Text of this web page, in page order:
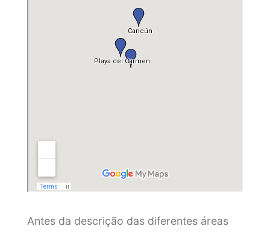
Antes da descrição das diferentes áreas